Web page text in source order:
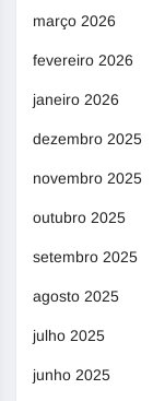
março 2026
fevereiro 2026
janeiro 2026
dezembro 2025
novembro 2025
outubro 2025
setembro 2025
agosto 2025
julho 2025
junho 2025